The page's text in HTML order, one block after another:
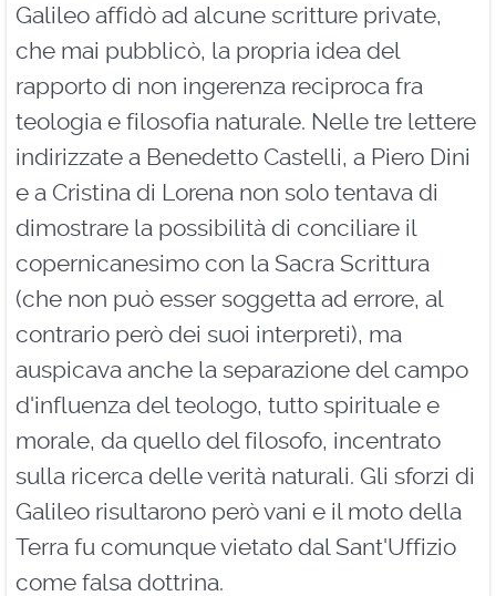
Galileo affidò ad alcune scritture private,
che mai pubblicò, la propria idea del
rapporto di non ingerenza reciproca fra
teologia e filosofia naturale. Nelle tre lettere
indirizzate a Benedetto Castelli, a Piero Dini
e a Cristina di Lorena non solo tentava di
dimostrare la possibilità di conciliare il
copernicanesimo con la Sacra Scrittura
(che non può esser soggetta ad errore, al
contrario però dei suoi interpreti), ma
auspicava anche la separazione del campo
d'influenza del teologo, tutto spirituale e
morale, da quello del filosofo, incentrato
sulla ricerca delle verità naturali. Gli sforzi di
Galileo risultarono però vani e il moto della
Terra fu comunque vietato dal Sant'Uffizio
come falsa dottrina.